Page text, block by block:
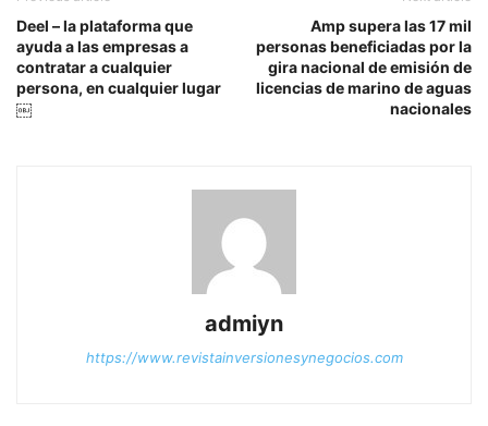
Deel – la plataforma que
ayuda a las empresas a
contratar a cualquier
persona, en cualquier lugar
￼
Amp supera las 17 mil
personas beneficiadas por la
gira nacional de emisión de
licencias de marino de aguas
nacionales
admiyn
https://www.revistainversionesynegocios.com